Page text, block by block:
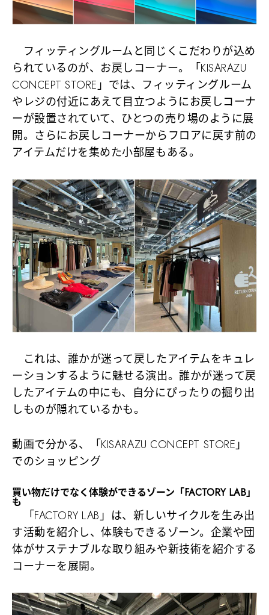
フィッティングルームと同じくこだわりが込め
られているのが、お戻しコーナー。「KISARAZU
CONCEPT STORE」では、フィッティングルーム
やレジの付近にあえて目立つようにお戻しコーナ
ーが設置されていて、ひとつの売り場のように展
開。さらにお戻しコーナーからフロアに戻す前の
アイテムだけを集めた小部屋もある。
これは、誰かが迷って戻したアイテムをキュレ
ーションするように魅せる演出。誰かが迷って戻
したアイテムの中にも、自分にぴったりの掘り出
しものが隠れているかも。
動画で分かる、「KISARAZU CONCEPT STORE」
でのショッピング
買い物だけでなく体験ができるゾーン「FACTORY LAB」
も
「FACTORY LAB」は、新しいサイクルを生み出
す活動を紹介し、体験もできるゾーン。企業や団
体がサステナブルな取り組みや新技術を紹介する
コーナーを展開。